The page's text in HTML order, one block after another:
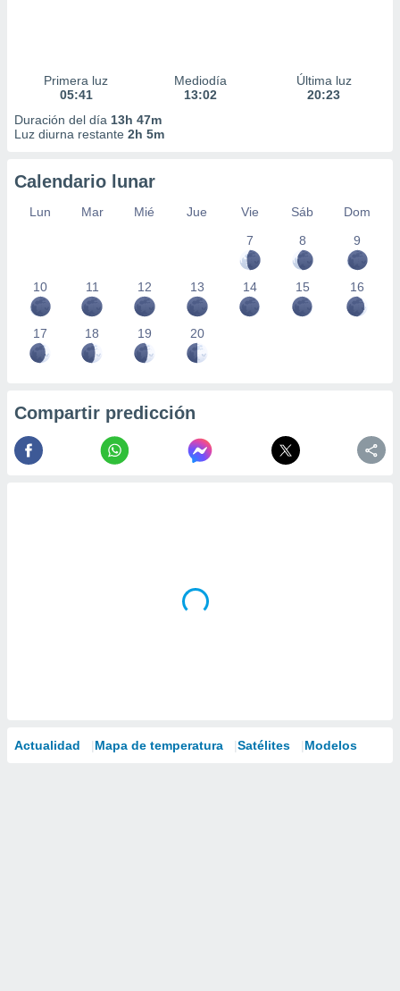
Primera luz
05:41
Mediodía
13:02
Última luz
20:23
Duración del día 13h 47m
Luz diurna restante 2h 5m
Calendario lunar
Lun Mar Mié Jue Vie Sáb
Dom
7
8 9
10 11 12 13 14 15 16
17 18 19 20
Compartir predicción
Actualidad Mapa de temperatura Satélites Modelos